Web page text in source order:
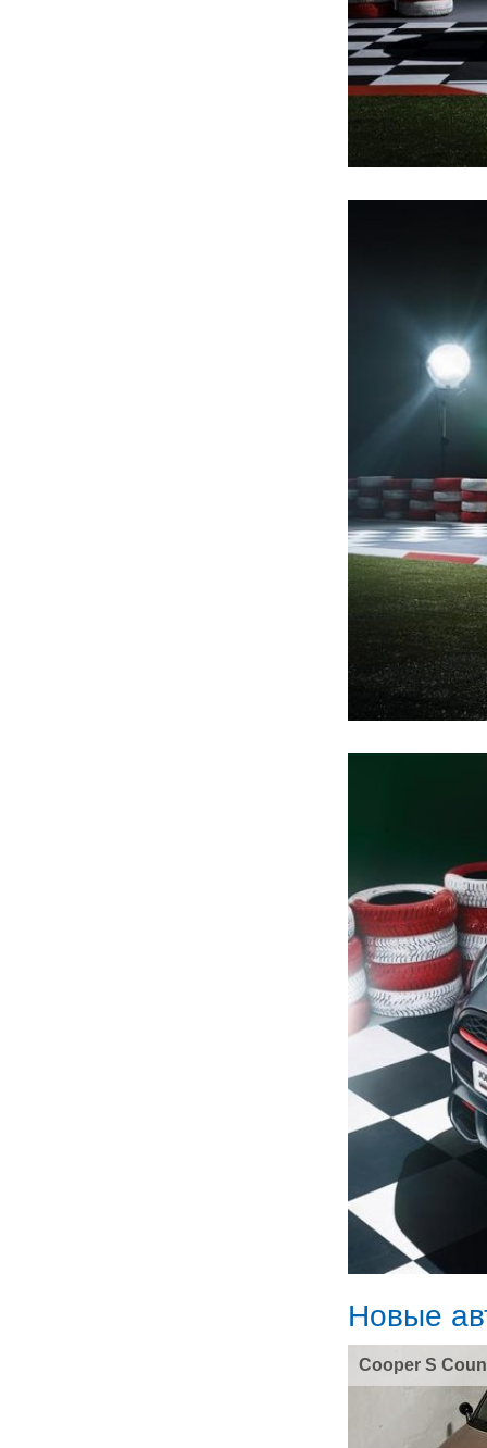
Новые
Cooper S